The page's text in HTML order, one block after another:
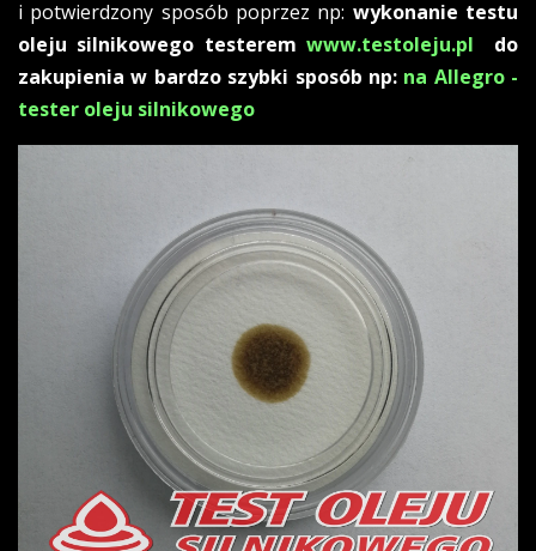
i potwierdzony sposób poprzez np: wykonanie testu
oleju silnikowego testeremwww.testoleju.pl do
zakupienia w bardzo szybki sposób np: na Allegro -
tester oleju silnikowego